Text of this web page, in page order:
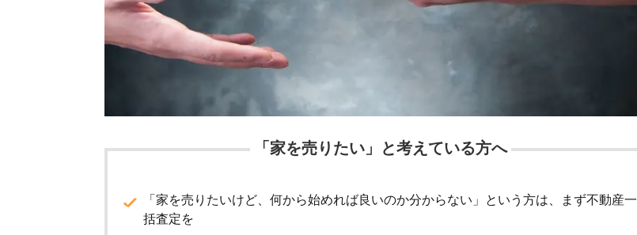
「家を売りたい」と考えている方へ
「家を売りたいけど、何から始めれば良いのか分からない」という方は、まず不動産一
括査定を